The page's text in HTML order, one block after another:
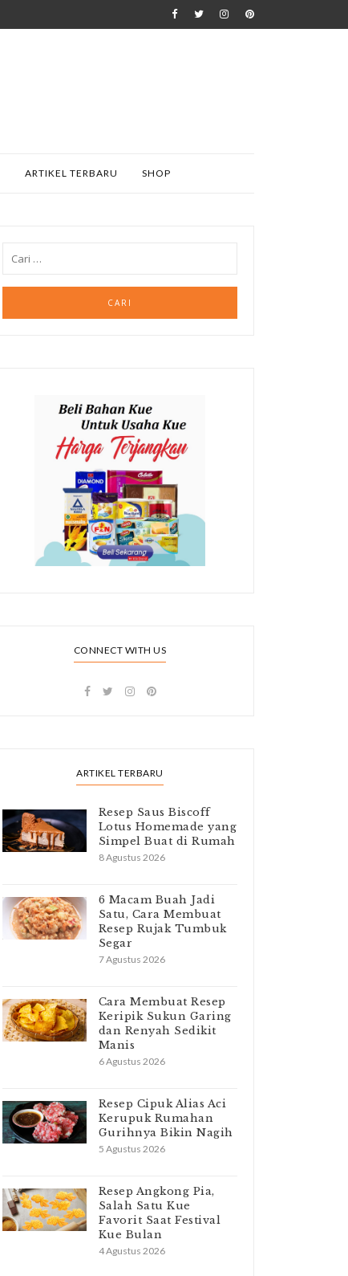
ARTIKEL TERBARU SHOP
CONNECT WITH US
ARTIKEL TERBARU
Resep Saus Biscoff
Lotus Homemade yang
Simpel Buat di Rumah
8 Agustus 2026
6 Macam Buah Jadi
Satu, Cara Membuat
Resep Rujak Tumbuk
Segar
7 Agustus 2026
Cara Membuat Resep
Keripik Sukun Garing
dan Renyah Sedikit
Manis
6 Agustus 2026
Resep Cipuk Alias Aci
Kerupuk Rumahan
Gurihnya Bikin Nagih
5 Agustus 2026
Resep Angkong Pia,
Salah Satu Kue
Favorit Saat Festival
Kue Bulan
4 Agustus 2026